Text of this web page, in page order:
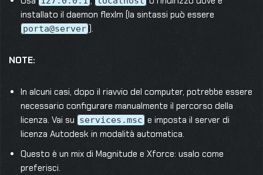
installato il daemon flexlm (la sintassi può essere
porta@server ).
NOTE:
In alcuni casi, dopo il riavvio del computer, potrebbe essere
necessario configurare manualmente il percorso della
licenza. Vai su services.msc e imposta il server di
licenza Autodesk in modalità automatica.
Questo è un mix di Magnitude e Xforce: usalo come
preferisci.